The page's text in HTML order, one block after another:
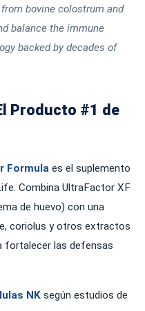
bovine colostrum and
balance the immune
backed by decades of
Producto #1 de
Formula es el suplemento
Combina UltraFactor XF
de huevo) con una
coriolus y otros extractos
fortalecer las defensas
NK según estudios de